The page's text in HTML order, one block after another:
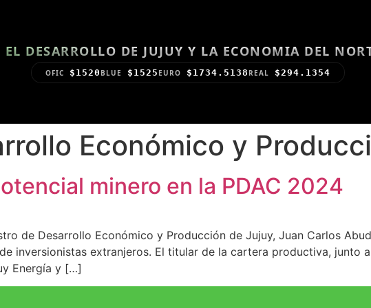
DESARROLLO DE JUJUY Y LA ECONOMIA DEL
OFIC $1520 BLUE $1525 EURO $1734.5138 REAL $294.1354
Económico y
minero en la PDAC 2024
de Desarrollo Económico y Producción de Jujuy, Juan Carlos
inversionistas extranjeros. El titular de la cartera productiva, junto
Energía y […]